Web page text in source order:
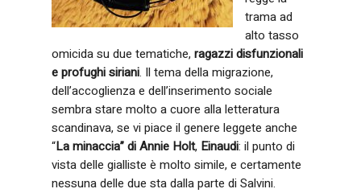
trama ad
alto tasso
omicida su due tematiche, ragazzi disfunzionali
e profughisiriani. Il tema della migrazione,
dell’accoglienza e dell’inserimento sociale
sembra stare molto a cuore alla letteratura
scandinava, se vi piace il genere leggete anche
“La minaccia” di Annie Holt, Einaudi: il punto di
vista delle gialliste è molto simile, e certamente
nessuna delle due sta dalla parte di Salvini.